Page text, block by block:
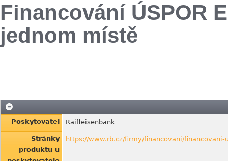
Financování ÚSPOR
jednom místě
Poskytovatel Raiffeisenbank
Stránky
produktu u
https://www.rb.cz/firmy/financovani/financovani-